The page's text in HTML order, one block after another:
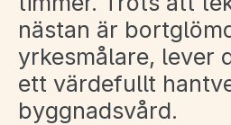
nästan är
yrkesmålare, lever
ett värdefullt
byggnadsvård.